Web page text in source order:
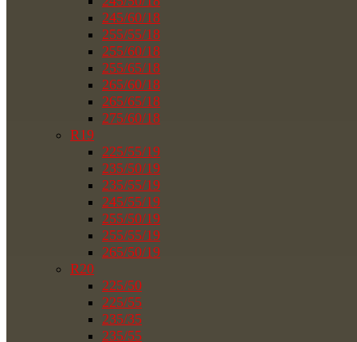
245/60/18
255/55/18
255/60/18
255/65/18
265/60/18
265/65/18
275/60/18
R19
225/55/19
235/50/19
235/55/19
245/55/19
255/50/19
255/55/19
265/50/19
R20
225/50
225/55
235/35
235/55